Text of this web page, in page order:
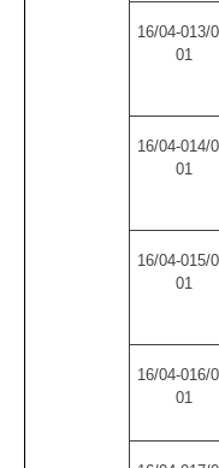
16/04-013/
01
16/04-014/
01
16/04-015/
01
16/04-016/
01